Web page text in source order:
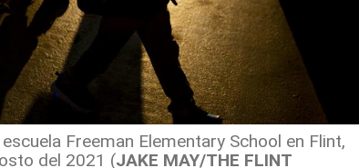
Freeman Elementary School en Flint,
del 2021 (JAKE MAY/THE FLINT